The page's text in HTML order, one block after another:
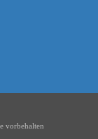
vorbehalten